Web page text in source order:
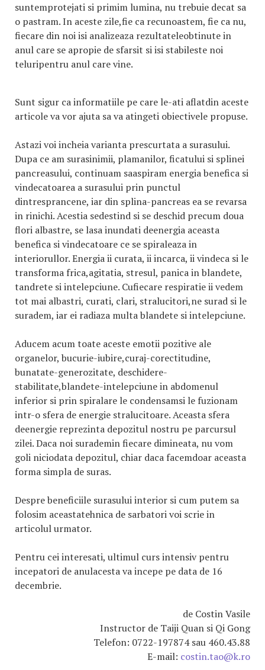
suntemprotejati si primim lumina, nu trebuie decat sa
o pastram. In aceste zile,fie ca recunoastem, fie ca nu,
fiecare din noi isi analizeaza rezultateleobtinute in
anul care se apropie de sfarsit si isi stabileste noi
teluripentru anul care vine.
Sunt sigur ca informatiile pe care le-ati aflatdin aceste
articole va vor ajuta sa va atingeti obiectivele propuse.
Astazi voi incheia varianta prescurtata a surasului.
Dupa ce am surasinimii, plamanilor, ficatului si splinei
pancreasului, continuam saaspiram energia benefica si
vindecatoarea a surasului prin punctul
dintresprancene, iar din splina-pancreas ea se revarsa
in rinichi. Acestia sedestind si se deschid precum doua
flori albastre, se lasa inundati deenergia aceasta
benefica si vindecatoare ce se spiraleaza in
interiorullor. Energia ii curata, ii incarca, ii vindeca si le
transforma frica,agitatia, stresul, panica in blandete,
tandrete si intelepciune. Cufiecare respiratie ii vedem
tot mai albastri, curati, clari, stralucitori,ne surad si le
suradem, iar ei radiaza multa blandete si intelepciune.
Aducem acum toate aceste emotii pozitive ale
organelor, bucurie-iubire,curaj-corectitudine,
bunatate-generozitate, deschidere-
stabilitate,blandete-intelepciune in abdomenul
inferior si prin spiralare le condensamsi le fuzionam
intr-o sfera de energie stralucitoare. Aceasta sfera
deenergie reprezinta depozitul nostru pe parcursul
zilei. Daca noi surademin fiecare dimineata, nu vom
goli niciodata depozitul, chiar daca facemdoar aceasta
forma simpla de suras.
Despre beneficiile surasului interior si cum putem sa
folosim aceastatehnica de sarbatori voi scrie in
articolul urmator.
Pentru cei interesati, ultimul curs intensiv pentru
incepatori de anulacesta va incepe pe data de 16
decembrie.
de Costin Vasile
Instructor de Taiji Quan si Qi Gong
Telefon: 0722-197874 sau 460.43.88
E-mail: costin.tao@k.ro